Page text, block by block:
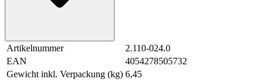
Artikelnummer
2.110-024.0
EAN
4054278505732
Gewicht inkl. Verpackung (kg) 6,45